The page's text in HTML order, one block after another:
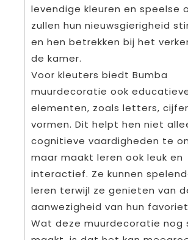
levendige kleuren en speelse
zullen hun nieuwsgierigheid
en hen betrekken bij het
de kamer.
Voor kleuters biedt Bumba
muurdecoratie ook
elementen, zoals letters,
vormen. Dit helpt hen niet
cognitieve vaardigheden te
maar maakt leren ook leuk en
interactief. Ze kunnen
leren terwijl ze genieten van
aanwezigheid van hun
Wat deze muurdecoratie nog